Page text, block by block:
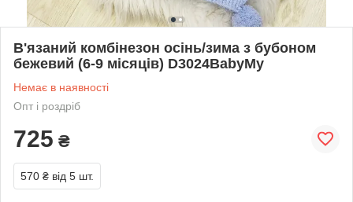
В'язаний комбінезон осінь/зима з бубоном
бежевий (6-9 місяців) D3024BabyMy
Немає в наявності
Опт і роздріб
725 ₴
570 ₴ від 5 шт.